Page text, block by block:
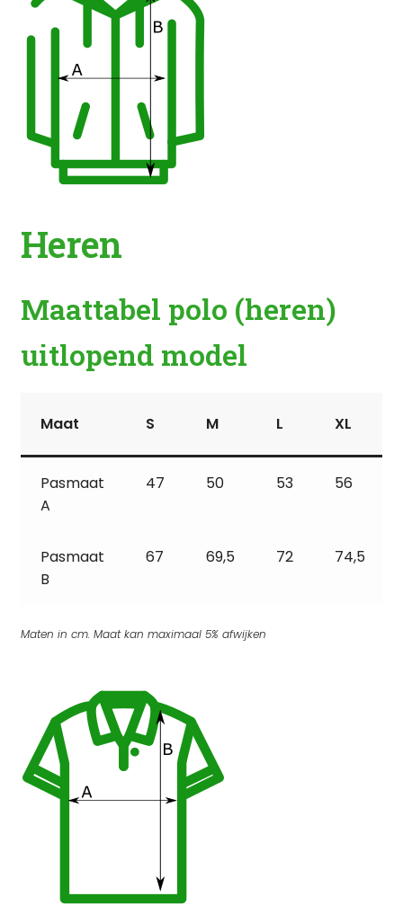
Heren
Maattabel polo (heren)
uitlopend model
Maat S M L XL
Pasmaat
A
47 50 53 56
Pasmaat
B
67 69,5 72 74,5
Maten in cm. Maat kan maximaal 5% afwijken